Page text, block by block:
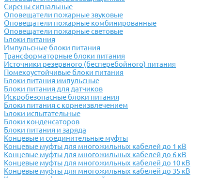
Сирены сигнальные
Оповещатели пожарные звуковые
Оповещатели пожарные комбинированные
Оповещатели пожарные световые
Блоки питания
Импульсные блоки питания
Трансформаторные блоки питания
Источники резервного (бесперебойного) питания
Помехоустойчивые блоки питания
Блоки питания импульсные
Блоки питания для датчиков
Искробезопасные блоки питания
Блоки питания с корнеизвлечением
Блоки испытательные
Блоки конденсаторов
Блоки питания и заряда
Концевые и соединительные муфты
Концевые муфты для многожильных кабелей до 1 кВ
Концевые муфты для многожильных кабелей до 6 кВ
Концевые муфты для многожильных кабелей до 10 кВ
Концевые муфты для многожильных кабелей до 35 кВ